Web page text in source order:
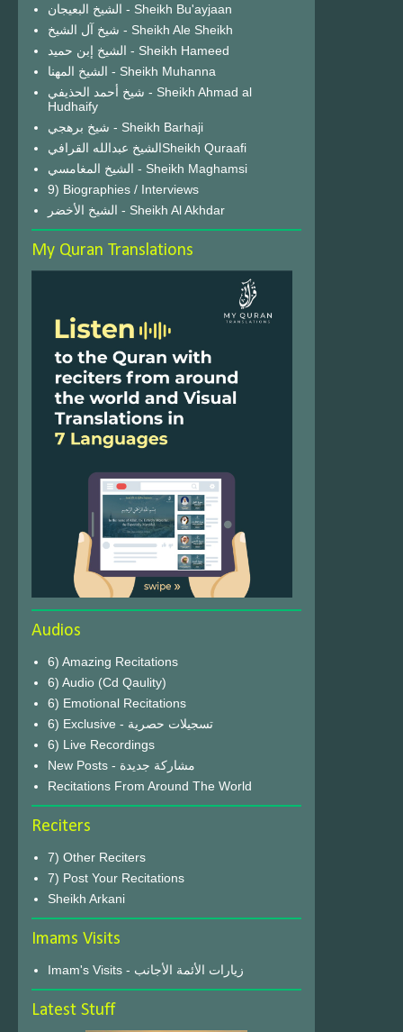
الشيخ البعيجان - Sheikh Bu'ayjaan
شيخ آل الشيخ - Sheikh Ale Sheikh
الشيخ إبن حميد - Sheikh Hameed
الشيخ المهنا - Sheikh Muhanna
شيخ أحمد الحذيفي - Sheikh Ahmad al
Hudhaify
شيخ برهجي - Sheikh Barhaji
الشيخ عبدالله القرافيSheikh Quraafi
الشيخ المغامسي - Sheikh Maghamsi
9) Biographies / Interviews
الشيخ الأخضر - Sheikh Al Akhdar
My Quran Translations
Audios
6) Amazing Recitations
6) Audio (Cd Qaulity)
6) Emotional Recitations
6) Exclusive - تسجيلات حصرية
6) Live Recordings
New Posts - مشاركة جديدة
Recitations From Around The World
Reciters
7) Other Reciters
7) Post Your Recitations
Sheikh Arkani
Imams Visits
Imam's Visits - زيارات الأئمة الأجانب
Latest Stuff